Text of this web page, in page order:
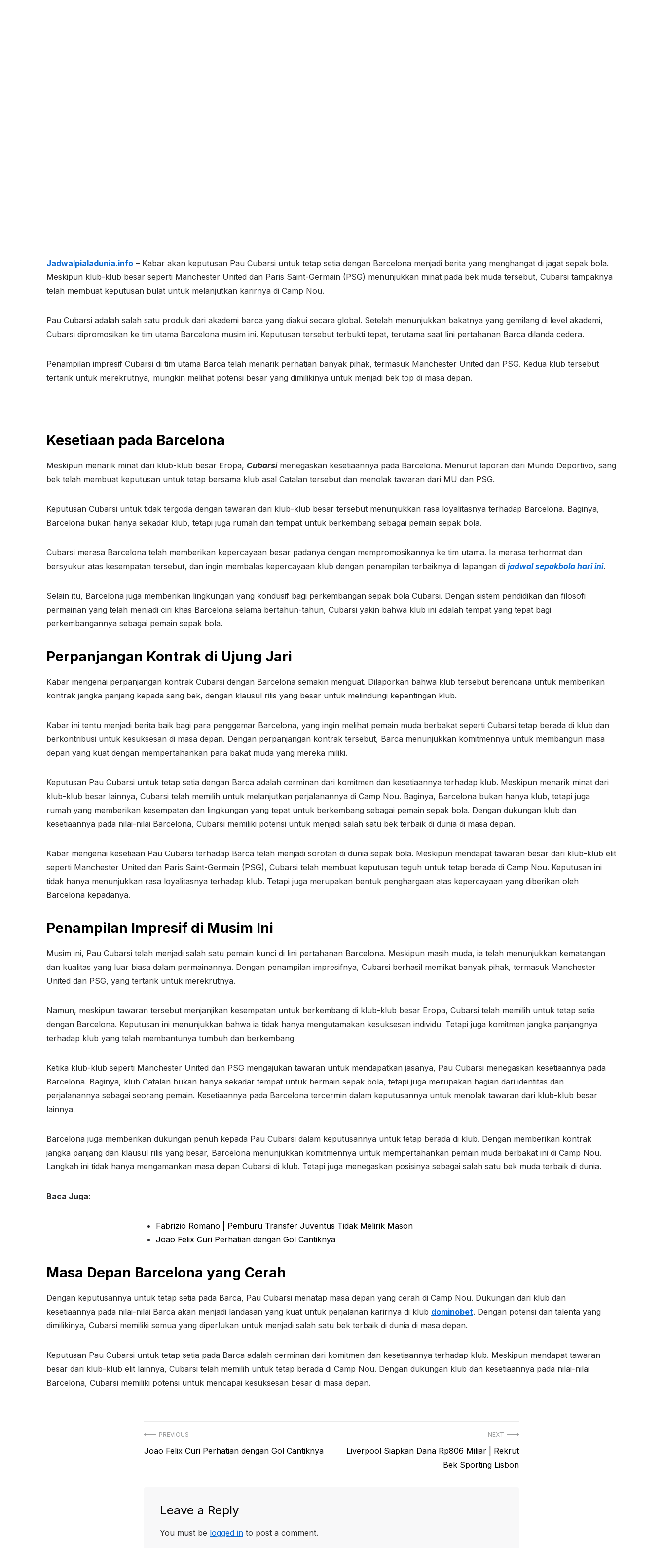
Jadwalpialadunia.info – Kabar akan keputusan Pau Cubarsi untuk tetap setia dengan Barcelona menjadi berita yang menghangat di jagat sepak bola.
Meskipun klub-klub besar seperti Manchester United dan Paris Saint-Germain (PSG) menunjukkan minat pada bek muda tersebut, Cubarsi tampaknya
telah membuat keputusan bulat untuk melanjutkan karirnya di Camp Nou.
Pau Cubarsi adalah salah satu produk dari akademi barca yang diakui secara global. Setelah menunjukkan bakatnya yang gemilang di level akademi,
Cubarsi dipromosikan ke tim utama Barcelona musim ini. Keputusan tersebut terbukti tepat, terutama saat lini pertahanan Barca dilanda cedera.
Penampilan impresif Cubarsi di tim utama Barca telah menarik perhatian banyak pihak, termasuk Manchester United dan PSG. Kedua klub tersebut
tertarik untuk merekrutnya, mungkin melihat potensi besar yang dimilikinya untuk menjadi bek top di masa depan.
Kesetiaan pada Barcelona
Meskipun menarik minat dari klub-klub besar Eropa, Cubarsimenegaskan kesetiaannya pada Barcelona. Menurut laporan dari Mundo Deportivo, sang
bek telah membuat keputusan untuk tetap bersama klub asal Catalan tersebut dan menolak tawaran dari MU dan PSG.
Keputusan Cubarsi untuk tidak tergoda dengan tawaran dari klub-klub besar tersebut menunjukkan rasa loyalitasnya terhadap Barcelona. Baginya,
Barcelona bukan hanya sekadar klub, tetapi juga rumah dan tempat untuk berkembang sebagai pemain sepak bola.
Cubarsi merasa Barcelona telah memberikan kepercayaan besar padanya dengan mempromosikannya ke tim utama. Ia merasa terhormat dan
bersyukur atas kesempatan tersebut, dan ingin membalas kepercayaan klub dengan penampilan terbaiknya di lapangan di jadwal sepakbola hari ini.
Selain itu, Barcelona juga memberikan lingkungan yang kondusif bagi perkembangan sepak bola Cubarsi. Dengan sistem pendidikan dan filosofi
permainan yang telah menjadi ciri khas Barcelona selama bertahun-tahun, Cubarsi yakin bahwa klub ini adalah tempat yang tepat bagi
perkembangannya sebagai pemain sepak bola.
Perpanjangan Kontrak di Ujung Jari
Kabar mengenai perpanjangan kontrak Cubarsi dengan Barcelona semakin menguat. Dilaporkan bahwa klub tersebut berencana untuk memberikan
kontrak jangka panjang kepada sang bek, dengan klausul rilis yang besar untuk melindungi kepentingan klub.
Kabar ini tentu menjadi berita baik bagi para penggemar Barcelona, yang ingin melihat pemain muda berbakat seperti Cubarsi tetap berada di klub dan
berkontribusi untuk kesuksesan di masa depan. Dengan perpanjangan kontrak tersebut, Barca menunjukkan komitmennya untuk membangun masa
depan yang kuat dengan mempertahankan para bakat muda yang mereka miliki.
Keputusan Pau Cubarsi untuk tetap setia dengan Barca adalah cerminan dari komitmen dan kesetiaannya terhadap klub. Meskipun menarik minat dari
klub-klub besar lainnya, Cubarsi telah memilih untuk melanjutkan perjalanannya di Camp Nou. Baginya, Barcelona bukan hanya klub, tetapi juga
rumah yang memberikan kesempatan dan lingkungan yang tepat untuk berkembang sebagai pemain sepak bola. Dengan dukungan klub dan
kesetiaannya pada nilai-nilai Barcelona, Cubarsi memiliki potensi untuk menjadi salah satu bek terbaik di dunia di masa depan.
Kabar mengenai kesetiaan Pau Cubarsi terhadap Barca telah menjadi sorotan di dunia sepak bola. Meskipun mendapat tawaran besar dari klub-klub elit
seperti Manchester United dan Paris Saint-Germain (PSG), Cubarsi telah membuat keputusan teguh untuk tetap berada di Camp Nou. Keputusan ini
tidak hanya menunjukkan rasa loyalitasnya terhadap klub. Tetapi juga merupakan bentuk penghargaan atas kepercayaan yang diberikan oleh
Barcelona kepadanya.
Penampilan Impresif di Musim Ini
Musim ini, Pau Cubarsi telah menjadi salah satu pemain kunci di lini pertahanan Barcelona. Meskipun masih muda, ia telah menunjukkan kematangan
dan kualitas yang luar biasa dalam permainannya. Dengan penampilan impresifnya, Cubarsi berhasil memikat banyak pihak, termasuk Manchester
United dan PSG, yang tertarik untuk merekrutnya.
Namun, meskipun tawaran tersebut menjanjikan kesempatan untuk berkembang di klub-klub besar Eropa, Cubarsi telah memilih untuk tetap setia
dengan Barcelona. Keputusan ini menunjukkan bahwa ia tidak hanya mengutamakan kesuksesan individu. Tetapi juga komitmen jangka panjangnya
terhadap klub yang telah membantunya tumbuh dan berkembang.
Ketika klub-klub seperti Manchester United dan PSG mengajukan tawaran untuk mendapatkan jasanya, Pau Cubarsi menegaskan kesetiaannya pada
Barcelona. Baginya, klub Catalan bukan hanya sekadar tempat untuk bermain sepak bola, tetapi juga merupakan bagian dari identitas dan
perjalanannya sebagai seorang pemain. Kesetiaannya pada Barcelona tercermin dalam keputusannya untuk menolak tawaran dari klub-klub besar
lainnya.
Barcelona juga memberikan dukungan penuh kepada Pau Cubarsi dalam keputusannya untuk tetap berada di klub. Dengan memberikan kontrak
jangka panjang dan klausul rilis yang besar, Barcelona menunjukkan komitmennya untuk mempertahankan pemain muda berbakat ini di Camp Nou.
Langkah ini tidak hanya mengamankan masa depan Cubarsi di klub. Tetapi juga menegaskan posisinya sebagai salah satu bek muda terbaik di dunia.
Baca Juga:
Fabrizio Romano | Pemburu Transfer Juventus Tidak Melirik Mason
Joao Felix Curi Perhatian dengan Gol Cantiknya
Masa Depan Barcelona yang Cerah
Dengan keputusannya untuk tetap setia pada Barca, Pau Cubarsi menatap masa depan yang cerah di Camp Nou. Dukungan dari klub dan
kesetiaannya pada nilai-nilai Barca akan menjadi landasan yang kuat untuk perjalanan karirnya di klub dominobet. Dengan potensi dan talenta yang
dimilikinya, Cubarsi memiliki semua yang diperlukan untuk menjadi salah satu bek terbaik di dunia di masa depan.
Keputusan Pau Cubarsi untuk tetap setia pada Barca adalah cerminan dari komitmen dan kesetiaannya terhadap klub. Meskipun mendapat tawaran
besar dari klub-klub elit lainnya, Cubarsi telah memilih untuk tetap berada di Camp Nou. Dengan dukungan klub dan kesetiaannya pada nilai-nilai
Barcelona, Cubarsi memiliki potensi untuk mencapai kesuksesan besar di masa depan.
PostPREVIOUS
Previous
Joao Felix Curi Perhatian dengan Gol Cantiknya
NEXT
Next
Liverpool Siapkan Dana Rp806 Miliar | Rekrut
Bek Sporting Lisbon
Leave a Reply
You must be logged in to post a comment.